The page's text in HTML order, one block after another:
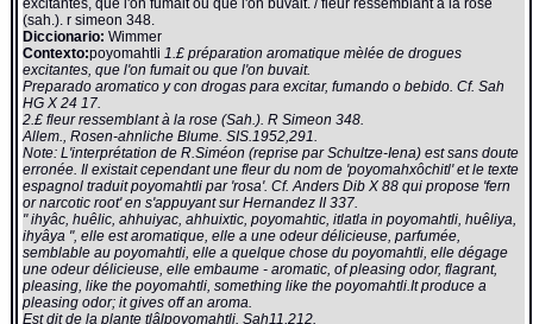
excitantes, que l'on fumait ou que l'on buvait. / fleur ressemblant à la rose
(sah.). r simeon 348.
Diccionario:Wimmer
Contexto:poyomahtli1.£ préparation aromatique mèlée de drogues
excitantes, que l'on fumait ou que l'on buvait.
Preparado aromatico y con drogas para excitar, fumando o bebido. Cf. Sah
HG X 24 17.
2.£ fleur ressemblant à la rose (Sah.). R Simeon 348.
Allem., Rosen-ahnliche Blume. SIS.1952,291.
Note: L'interprétation de R.Siméon (reprise par Schultze-Iena) est sans doute
erronée. Il existait cependant une fleur du nom de 'poyomahxôchitl' et le texte
espagnol traduit poyomahtli par 'rosa'. Cf. Anders Dib X 88 qui propose 'fern
or narcotic root' en s'appuyant sur Hernandez II 337.
" ihyâc, huêlic, ahhuiyac, ahhuixtic, poyomahtic, itlatla in poyomahtli, huêliya,
ihyâya ", elle est aromatique, elle a une odeur délicieuse, parfumée,
semblable au poyomahtli, elle a quelque chose du poyomahtli, elle dégage
une odeur délicieuse, elle embaume - aromatic, of pleasing odor, flagrant,
pleasing, like the poyomahtli, something like the poyomahtli.It produce a
pleasing odor; it gives off an aroma.
Est dit de la plante tlâlpoyomahtli. Sah11,212.